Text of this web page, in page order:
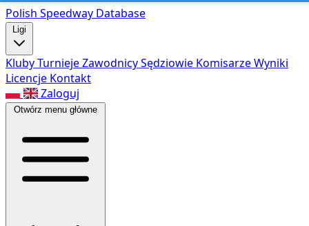
Polish Speedway Database
Ligi
KlubyTurniejeZawodnicySędziowie KomisarzeWyniki
Licencje Kontakt
Zaloguj
Otwórz menu główne